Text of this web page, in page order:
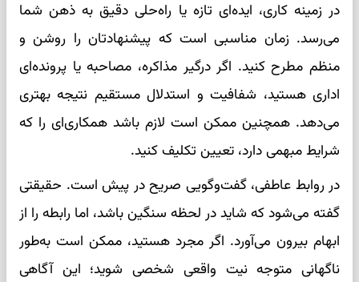
در زمینه کاری، ایده‌ای تازه یا راه‌حلی دقیق به ذهن شما
می‌رسد. زمان مناسبی است که پیشنهادتان را روشن و
منظم مطرح کنید. اگر درگیر مذاکره، مصاحبه یا پرونده‌ای
اداری هستید، شفافیت و استدلال مستقیم نتیجه بهتری
می‌دهد. همچنین ممکن است لازم باشد همکاری‌ای را که
شرایط مبهمی دارد، تعیین تکلیف کنید.
در روابط عاطفی، گفت‌وگویی صریح در پیش است. حقیقتی
گفته می‌شود که شاید در لحظه سنگین باشد، اما رابطه را از
ابهام بیرون می‌آورد. اگر مجرد هستید، ممکن است به‌طور
ناگهانی متوجه نیت واقعی شخصی شوید؛ این آگاهی